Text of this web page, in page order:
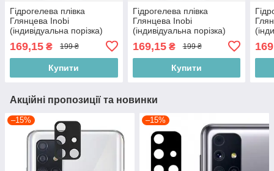
Гідрогелева плівка
Глянцева Inobi
(індивідуальна порізка)
169,15 ₴ 199 ₴
Купити
Гідрогелева плівка
Глянцева Inobi
(індивідуальна порізка)
169,15₴ 199 ₴
Купити
Акційні пропозиції та новинки
–15% –15%